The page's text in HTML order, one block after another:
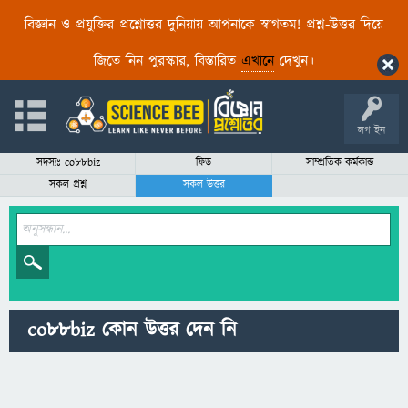
বিজ্ঞান ও প্রযুক্তির প্রশ্নোত্তর দুনিয়ায় আপনাকে স্বাগতম! প্রশ্ন-উত্তর দিয়ে
জিতে নিন পুরস্কার, বিস্তারিত এখানেদেখুন।
লগ ইন
সদস্যঃ co88biz ফিড
সাম্প্রতিক কর্মকান্ড
সকল প্রশ্ন
সকল উত্তর
co88biz কোন উত্তর দেন নি